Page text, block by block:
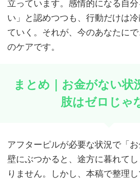
立っています。感情的になる自
い」と認めつつも、行動だけは
ていく。それが、今のあなたに
のケアです。
まとめ｜お金がない状
肢はゼロじゃ
アフターピルが必要な状況で「
壁にぶつかると、途方に暮れて
りません。しかし、本稿で整理